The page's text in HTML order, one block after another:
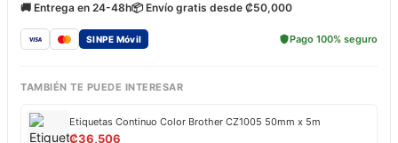
🚚 Entrega en 24-48h📦 Envío gratis desde ₡50,000
SINPE Móvil Pago 100% seguro
TAMBIÉN TE PUEDE INTERESAR
Etiquetas Continuo Color Brother CZ1005 50mm x 5m
₡36,506